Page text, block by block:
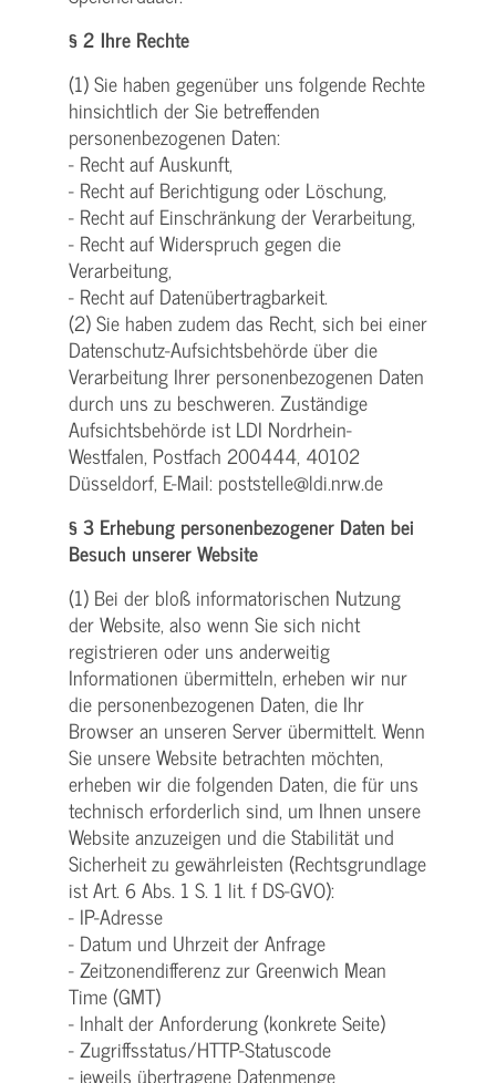
§ 2 Ihre Rechte
(1) Sie haben gegenüber uns folgende Rechte
hinsichtlich der Sie betreffenden
personenbezogenen Daten:
- Recht auf Auskunft,
- Recht auf Berichtigung oder Löschung,
- Recht auf Einschränkung der Verarbeitung,
- Recht auf Widerspruch gegen die
Verarbeitung,
- Recht auf Datenübertragbarkeit.
(2) Sie haben zudem das Recht, sich bei einer
Datenschutz-Aufsichtsbehörde über die
Verarbeitung Ihrer personenbezogenen Daten
durch uns zu beschweren. Zuständige
Aufsichtsbehörde ist LDI Nordrhein-
Westfalen, Postfach 200444, 40102
Düsseldorf, E-Mail: poststelle@ldi.nrw.de
§ 3 Erhebung personenbezogener Daten bei
Besuch unserer Website
(1) Bei der bloß informatorischen Nutzung
der Website, also wenn Sie sich nicht
registrieren oder uns anderweitig
Informationen übermitteln, erheben wir nur
die personenbezogenen Daten, die Ihr
Browser an unseren Server übermittelt. Wenn
Sie unsere Website betrachten möchten,
erheben wir die folgenden Daten, die für uns
technisch erforderlich sind, um Ihnen unsere
Website anzuzeigen und die Stabilität und
Sicherheit zu gewährleisten (Rechtsgrundlage
ist Art. 6 Abs. 1 S. 1 lit. f DS-GVO):
- IP-Adresse
- Datum und Uhrzeit der Anfrage
- Zeitzonendifferenz zur Greenwich Mean
Time (GMT)
- Inhalt der Anforderung (konkrete Seite)
- Zugriffsstatus/HTTP-Statuscode
- jeweils übertragene Datenmenge